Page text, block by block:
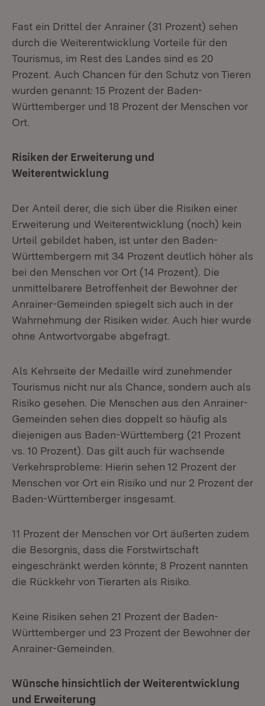
Fast ein Drittel der Anrainer (31 Prozent) sehen
durch die Weiterentwicklung Vorteile für den
Tourismus, im Rest des Landes sind es 20
Prozent. Auch Chancen für den Schutz von Tieren
wurden genannt: 15 Prozent der Baden-
Württemberger und 18 Prozent der Menschen vor
Ort.
Risiken der Erweiterung und
Weiterentwicklung
Der Anteil derer, die sich über die Risiken einer
Erweiterung und Weiterentwicklung (noch) kein
Urteil gebildet haben, ist unter den Baden-
Württembergern mit 34 Prozent deutlich höher als
bei den Menschen vor Ort (14 Prozent). Die
unmittelbarere Betroffenheit der Bewohner der
Anrainer-Gemeinden spiegelt sich auch in der
Wahrnehmung der Risiken wider. Auch hier wurde
ohne Antwortvorgabe abgefragt.
Als Kehrseite der Medaille wird zunehmender
Tourismus nicht nur als Chance, sondern auch als
Risiko gesehen. Die Menschen aus den Anrainer-
Gemeinden sehen dies doppelt so häufig als
diejenigen aus Baden-Württemberg (21 Prozent
vs. 10 Prozent). Das gilt auch für wachsende
Verkehrsprobleme: Hierin sehen 12 Prozent der
Menschen vor Ort ein Risiko und nur 2 Prozent der
Baden-Württemberger insgesamt.
11 Prozent der Menschen vor Ort äußerten zudem
die Besorgnis, dass die Forstwirtschaft
eingeschränkt werden könnte; 8 Prozent nannten
die Rückkehr von Tierarten als Risiko.
Keine Risiken sehen 21 Prozent der Baden-
Württemberger und 23 Prozent der Bewohner der
Anrainer-Gemeinden.
Wünsche hinsichtlich der Weiterentwicklung
und Erweiterung